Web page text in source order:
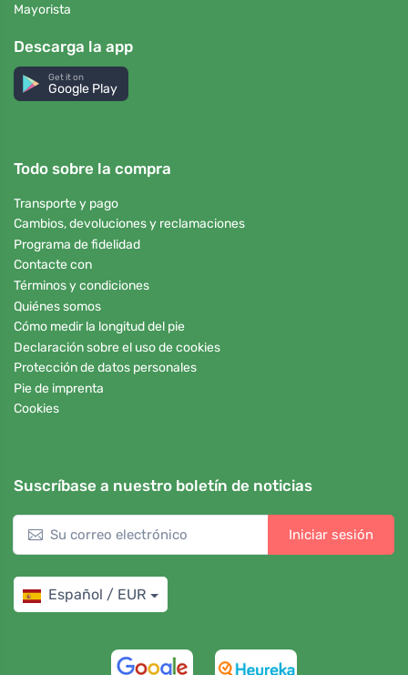
Mayorista
Descarga la app
Get it on
Google Play
Todo sobre la compra
Transporte y pago
Cambios, devoluciones y reclamaciones
Programa de fidelidad
Contacte con
Términos y condiciones
Quiénes somos
Cómo medir la longitud del pie
Declaración sobre el uso de cookies
Protección de datos personales
Pie de imprenta
Cookies
Suscríbase a nuestro boletín de noticias
Iniciar sesión
Español / EUR